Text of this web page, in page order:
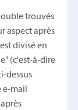
trouvés
aspect après
divisé en
(c'est-à-dire
dessus
e-mail